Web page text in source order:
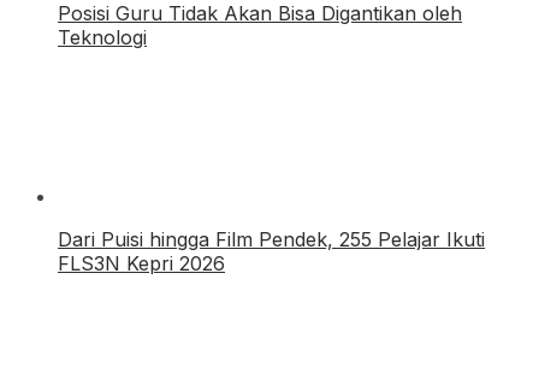
Posisi Guru Tidak Akan Bisa Digantikan oleh
Teknologi
Dari Puisi hingga Film Pendek, 255 Pelajar Ikuti
FLS3N Kepri 2026